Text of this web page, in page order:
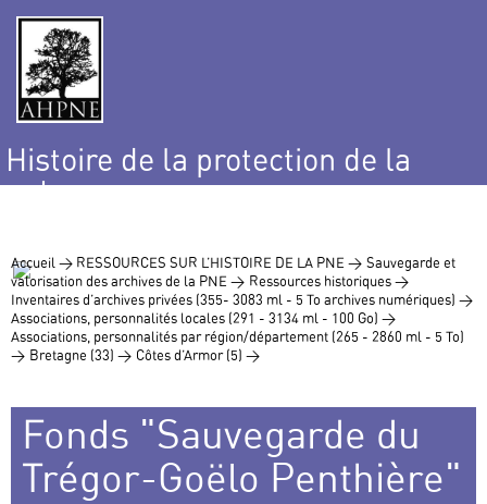
Histoire de la protection de la
nature
Accueil > RESSOURCES SUR L’HISTOIRE DE LA PNE > Sauvegarde et
valorisation des archives de la PNE > Ressources historiques >
Inventaires d’archives privées (355- 3083 ml - 5 To archives numériques) >
Associations, personnalités locales (291 - 3134 ml - 100 Go) >
Associations, personnalités par région/département (265 - 2860 ml - 5 To)
> Bretagne (33) > Côtes d’Armor (5) >
Fonds "Sauvegarde du
Trégor-Goëlo Penthière"